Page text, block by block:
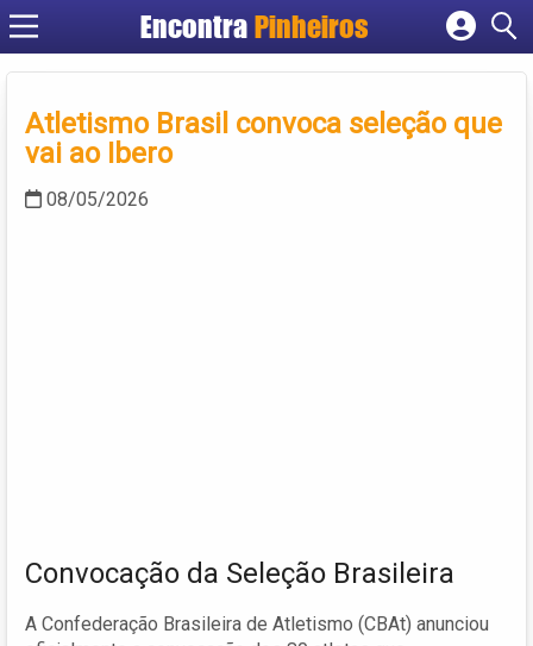
EncontraPinheiros
Cadastrar empresa
Criar conta
Atletismo Brasil convoca seleção que
vai ao Ibero
08/05/2026
Convocação da Seleção Brasileira
A Confederação Brasileira de Atletismo (CBAt) anunciou